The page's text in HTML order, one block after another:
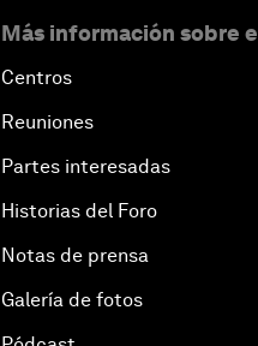
Más información sobre
Centros
Reuniones
Partes interesadas
Historias del Foro
Notas de prensa
Galería de fotos